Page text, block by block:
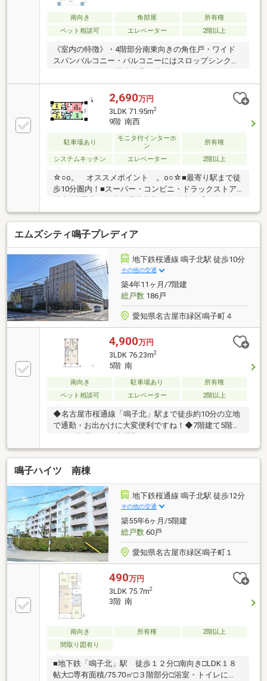
店 ３０ｍ・なるぱーく１３０ｍ・片平小学校 ９３
南向き 角部屋
所有権
ペット相談可
エレベーター 2階以上
《室内の特徴》・4階部分南東向きの角住戸・ワイド
スパンバルコニー・バルコニーにはスロップシンクが
洗浄、アウトドアグッズのお手入れなど《分譲・施
工、修繕状況等》・住戸の四隅を支える柱を住戸の外
側へ出したアウトフレーム工法。柱型がないため、家
具配置がしやすい間取りです。《共用部分》・敷地内
自走式駐車場です。・ペット飼育可（管理規約等によ
る制限あり）《リビングメッセージ》・なるぱーく
約2分（約150ｍ）ファミリーマート緑浦里三丁目店
約1分（約20ｍ）お買い物環境が整っています。
2,690万円
3LDK 71.95m2
9階 南西
駐車場あり
モニタ付インターホ
ン
所有権
システムキッチン エレベーター 2階以上
☆○o。 オススメポイント 。o○☆■最寄り駅まで徒
歩10分圏内！■スーパー・コンビニ・ドラックストア
駅：徒歩約10分■片平小学校：徒歩約12分■千鳥丘中学
校：徒歩約17分■なるぱーく：徒歩約4分■ファミリー
マート 緑浦里三丁目店：徒歩約1分■スギ薬局浦里店：
徒歩約4分■南越公園：徒歩約8分■みそのラファエルこ
ども園：徒歩約10分※契約不適合免責些細なことで
も、ハウスドゥ 東郷まで、お気軽にお問合せ下さい♪
エムズシティ鳴子プレディア
地下鉄桜通線 鳴子北駅 徒歩10分
その他の交通
築4年11ヶ月/7階建
総戸数186戸
愛知県名古屋市緑区鳴子町４
4,900万円
3LDK 76.23m2
5階 南
南向き 駐車場あり
所有権
ペット相談可
エレベーター 2階以上
◆名古屋市桜通線「鳴子北」駅まで徒歩約10分の立地
で通勤・お出かけに大変便利ですね！◆7階建て5階部
分のお部屋です！◆間取りはファミリーにもおすすめ
の3LDK！◆南向きで、明るい陽射しと気持ちの良い風
を感じられるお住まいです！◆全居室5帖以上のゆと
りの間取り設計です！◆LDKは約16帖とゆとりの空間
がございます！◆リビングと洋室は続き間ですので、
空間の広がりを感じられます！◆キッチンは、お料理
中も家族を身近に感じられる対面式です！◆食品や日
用品なども収納できて便利なパントリー付◆荷物の受
け取りに便利な宅配ボックス完備しております◆大切
なペットと暮らせる物件です（細則有）
鳴子ハイツ 南棟
地下鉄桜通線 鳴子北駅 徒歩12分
その他の交通
築55年6ヶ月/5階建
総戸数60戸
愛知県名古屋市緑区鳴子町１
490万円
3LDK 75.7m2
3階 南
南向き 所有権
2階以上
間取り図有り
■地下鉄「鳴子北」駅 徒歩１２分□南向き□LDK１８
帖大□専有面積/75.70㎡□３階部分□浴室・トイレに